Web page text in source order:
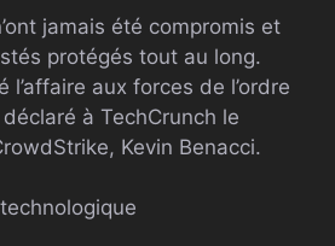
jamais été compromis et
protégés tout au long.
l’affaire aux forces de l’ordre
à TechCrunch le
Kevin Benacci.